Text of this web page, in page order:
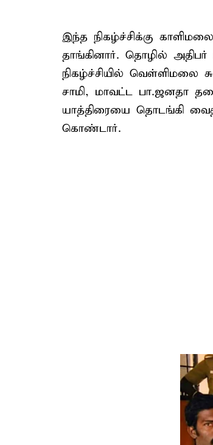
இந்த நிகழ்ச்சிக்கு
தாங்கினார். தொழில் அதிபர்
நிகழ்ச்சியில் வெள்ளிமலை
சாமி, மாவட்ட பா.ஜனதா
யாத்திரையை தொடங்கி
கொண்டார்.